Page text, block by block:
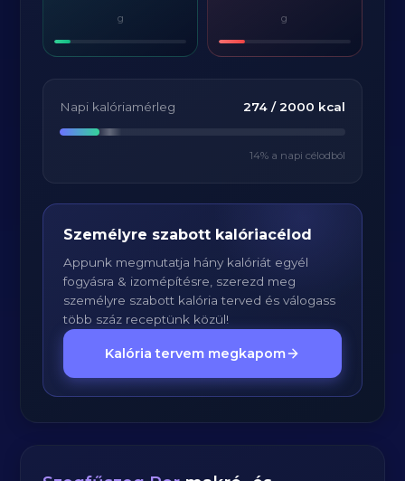
g g
Napi kalóriamérleg 274/ 2000 kcal
14% a napi célodból
Személyre szabott kalóriacélod
Appunk megmutatja hány kalóriát egyél
fogyásra & izomépítésre, szerezd meg
személyre szabott kalória terved és válogass
több száz receptünk közül!
Kalória tervem megkapom